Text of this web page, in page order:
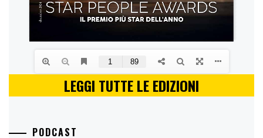
LEGGI TUTTE LE EDIZIONI
PODCAST